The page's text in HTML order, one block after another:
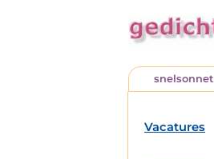
snelsonnet
Vacatures